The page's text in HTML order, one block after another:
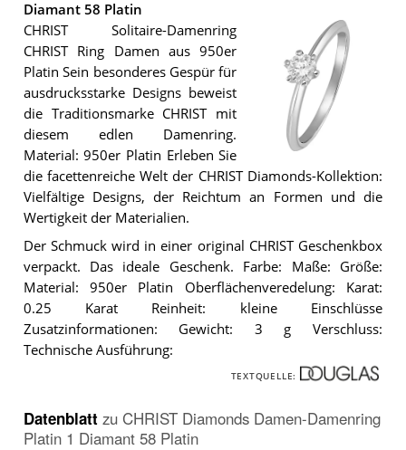
Diamant 58 Platin
CHRIST
Diamonds
1
Diamant
Platin
.
CHRIST Solitaire-Damenring
CHRIST Ring Damen aus 950er
Platin Sein besonderes Gespür für
ausdrucksstarke Designs beweist
die Traditionsmarke CHRIST mit
diesem edlen Damenring.
Material: 950er Platin Erleben Sie
die facettenreiche Welt der CHRIST Diamonds-Kollektion:
Vielfältige Designs, der Reichtum an Formen und die
Wertigkeit der Materialien.
Der Schmuck wird in einer original CHRIST Geschenkbox
verpackt. Das ideale Geschenk. Farbe: Maße: Größe:
Material: 950er Platin Oberflächenveredelung: Karat:
0.25 Karat Reinheit: kleine Einschlüsse
Zusatzinformationen: Gewicht: 3 g Verschluss:
Technische Ausführung:
TEXTQUELLE:
Datenblatt zu CHRIST Diamonds Damen-Damenring
Platin 1 Diamant 58 Platin